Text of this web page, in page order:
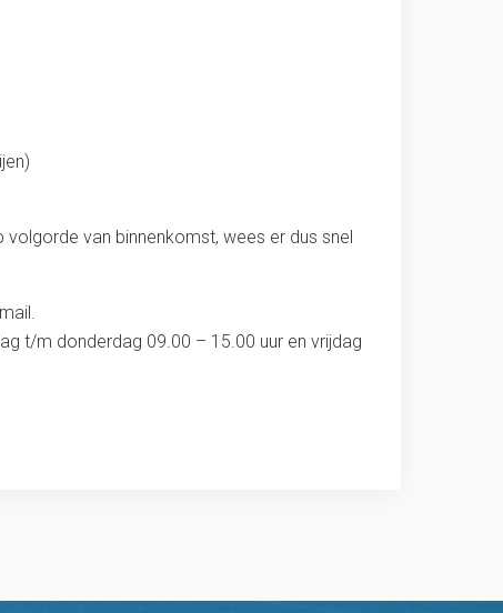
van binnenkomst, wees er dus snel
t/m donderdag 09.00 – 15.00 uur en vrijdag